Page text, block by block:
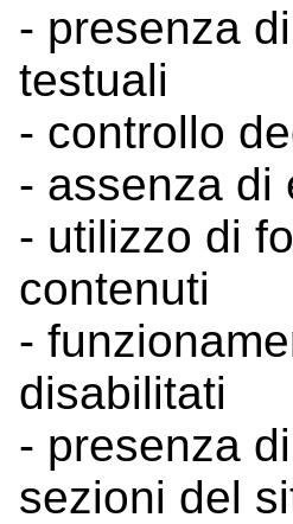
- presenza
testuali
- controllo
- assenza di
- utilizzo di
contenuti
-
disabilitati
- presenza
sezioni del